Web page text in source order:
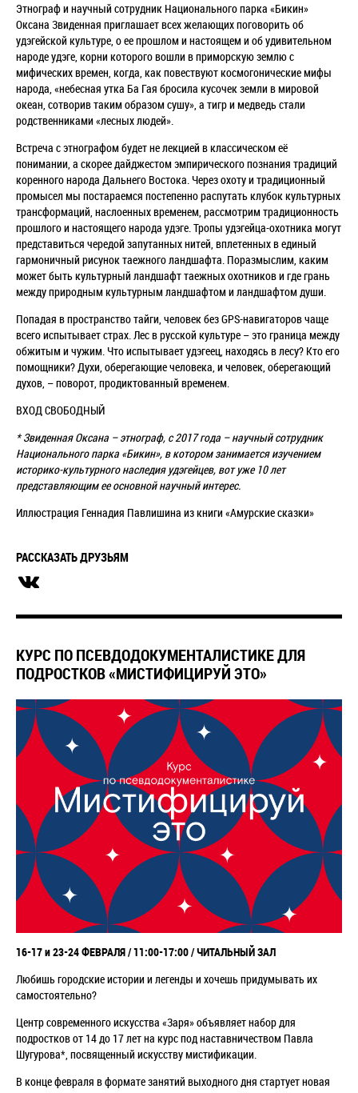
Этнограф и научный сотрудник Национального парка «Бикин»
Оксана Звиденная приглашает всех желающих поговорить об
удэгейской культуре, о ее прошлом и настоящем и об удивительном
народе удэге, корни которого вошли в приморскую землю с
мифических времен, когда, как повествуют космогонические мифы
народа, «небесная утка Ба Гая бросила кусочек земли в мировой
океан, сотворив таким образом сушу», а тигр и медведь стали
родственниками «лесных людей».
Встреча с этнографом будет не лекцией в классическом её
понимании, а скорее дайджестом эмпирического познания традиций
коренного народа Дальнего Востока. Через охоту и традиционный
промысел мы постараемся постепенно распутать клубок культурных
трансформаций, наслоенных временем, рассмотрим традиционность
прошлого и настоящего народа удэге. Тропы удэгейца-охотника могут
представиться чередой запутанных нитей, вплетенных в единый
гармоничный рисунок таежного ландшафта. Поразмыслим, каким
может быть культурный ландшафт таежных охотников и где грань
между природным культурным ландшафтом и ландшафтом души.
Попадая в пространство тайги, человек без GPS-навигаторов чаще
всего испытывает страх. Лес в русской культуре – это граница между
обжитым и чужим. Что испытывает удэгеец, находясь в лесу? Кто его
помощники? Духи, оберегающие человека, и человек, оберегающий
духов, – поворот, продиктованный временем.
ВХОД СВОБОДНЫЙ
* Звиденная Оксана – этнограф, с 2017 года – научный сотрудник
Национального парка «Бикин», в котором занимается изучением
историко-культурного наследия удэгейцев, вот уже 10 лет
представляющим ее основной научный интерес.
Иллюстрация Геннадия Павлишина из книги «Амурские сказки»
РАССКАЗАТЬ ДРУЗЬЯМ
КУРС ПО ПСЕВДОДОКУМЕНТАЛИСТИКЕ ДЛЯ
ПОДРОСТКОВ «МИСТИФИЦИРУЙ ЭТО»
16-17 и 23-24 ФЕВРАЛЯ / 11:00-17:00 / ЧИТАЛЬНЫЙ ЗАЛ
Любишь городские истории и легенды и хочешь придумывать их
самостоятельно?
Центр современного искусства «Заря» объявляет набор для
подростков от 14 до 17 лет на курс под наставничеством Павла
Шугурова*, посвященный искусству мистификации.
В конце февраля в формате занятий выходного дня стартует новая